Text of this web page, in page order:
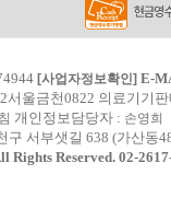
[사업자정보확인] E-
서울금천0822 의료기기
개인정보담당자 : 손영희
구 서부샛길 638 (가산동
Rights Reserved. 02-